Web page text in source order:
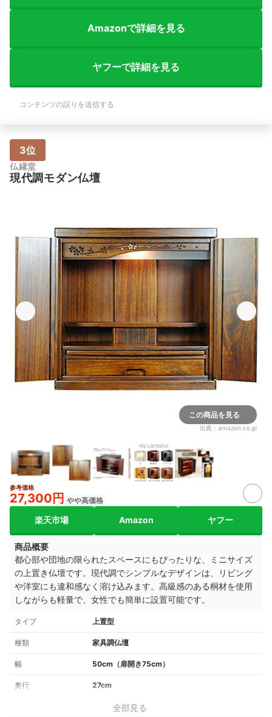
Amazonで詳細を見る
ヤフーで詳細を見る
コンテンツの誤りを送信する
3位
仏縁堂
現代調モダン仏壇
この商品を見る
出典： amazon.co.jp
参考価格
27,300円 やや高価格
楽天市場 Amazon ヤフー
商品概要
都心部や団地の限られたスペースにもぴったりな、ミニサイズ
の上置き仏壇です。 現代調でシンプルなデザインは、リビング
や洋室にも違和感なく溶け込みます。 高級感のある桐材を使用
しながらも軽量で、女性でも簡単に設置可能です。
タイプ 上置型
種類 家具調仏壇
幅 50cm（扉開き75cm）
奥行 27cm
全部見る